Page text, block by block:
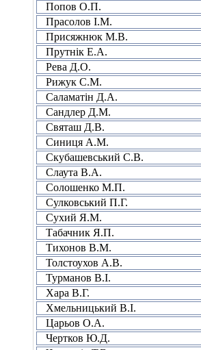
Попов О.П.
Прасолов І.М.
Присяжнюк М.В.
Прутнік Е.А.
Рева Д.О.
Рижук С.М.
Саламатін Д.А.
Сандлер Д.М.
Святаш Д.В.
Синиця А.М.
Скубашевський С.В.
Слаута В.А.
Солошенко М.П.
Сулковський П.Г.
Сухий Я.М.
Табачник Я.П.
Тихонов В.М.
Толстоухов А.В.
Турманов В.І.
Хара В.Г.
Хмельницький В.І.
Царьов О.А.
Чертков Ю.Д.